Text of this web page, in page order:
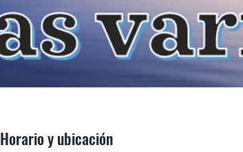
Horario y ubicación